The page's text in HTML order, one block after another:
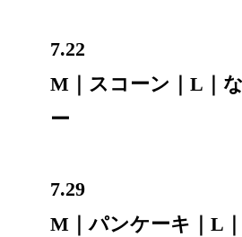
7.22
M｜スコーン｜L｜
ー
7.29
M｜パンケーキ｜L